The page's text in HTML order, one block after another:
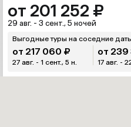
от 201 252 ₽
29 авг. - 3 сент., 5 ночей
Выгодные туры на соседние
от 217 060 ₽
27 авг. - 1 сент., 5 н.
от 239
17 авг. -